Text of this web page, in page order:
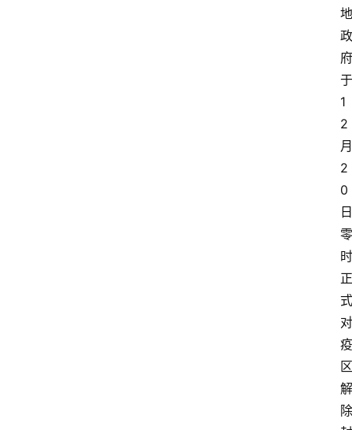
地
政
府
于
1
2
月
2
0
日
零
时
正
式
对
疫
区
解
除